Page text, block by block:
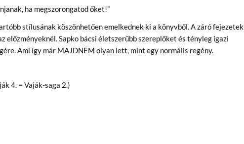
ha megszorongatod őket!”
stílusának köszönhetően emelkednek ki a könyvből. A záró fejezetek
előzményeknél. Sapko bácsi életszerűbb szereplőket és tényleg igazi
Ami így már MAJDNEM olyan lett, mint egy normális regény.
4. = Vaják-saga 2.)